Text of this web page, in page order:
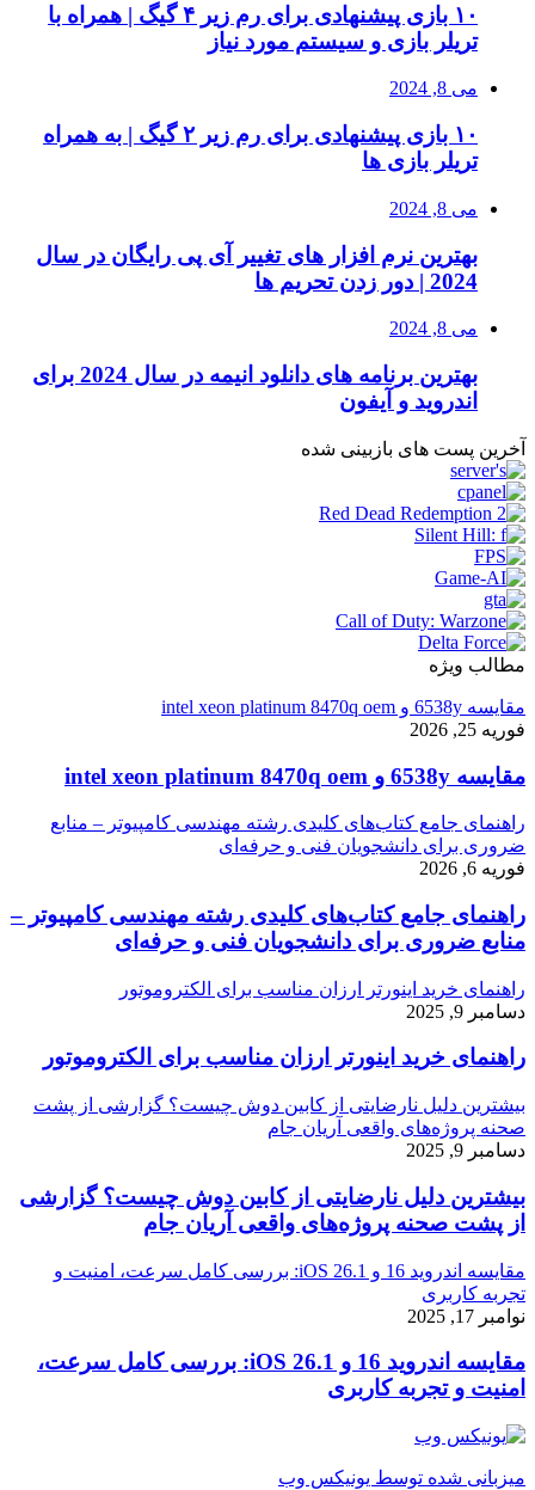
۱۰ بازی پیشنهادی برای رم زیر ۴ گیگ | همراه با
تریلر بازی و سیستم مورد نیاز
می 8, 2024
۱۰ بازی پیشنهادی برای رم زیر ۲ گیگ | به همراه
تریلر بازی ها
می 8, 2024
بهترین نرم افزار های تغییر آی پی رایگان در سال
2024 | دور زدن تحریم ها
می 8, 2024
بهترین برنامه های دانلود انیمه در سال 2024 برای
اندروید و آیفون
آخرین پست های بازبینی شده
مطالب ویژه
مقایسه 6538y و intel xeon platinum 8470q oem
فوریه 25, 2026
مقایسه 6538y و intel xeon platinum 8470q oem
راهنمای جامع کتاب‌های کلیدی رشته مهندسی کامپیوتر – منابع
ضروری برای دانشجویان فنی و حرفه‌ای
فوریه 6, 2026
راهنمای جامع کتاب‌های کلیدی رشته مهندسی کامپیوتر –
منابع ضروری برای دانشجویان فنی و حرفه‌ای
راهنمای خرید اینورتر ارزان مناسب برای الکتروموتور
دسامبر 9, 2025
راهنمای خرید اینورتر ارزان مناسب برای الکتروموتور
بیشترین دلیل نارضایتی از کابین دوش چیست؟ گزارشی از پشت
صحنه پروژه‌های واقعی آریان جام
دسامبر 9, 2025
بیشترین دلیل نارضایتی از کابین دوش چیست؟ گزارشی
از پشت صحنه پروژه‌های واقعی آریان جام
مقایسه اندروید 16 و iOS 26.1: بررسی کامل سرعت، امنیت و
تجربه کاربری
نوامبر 17, 2025
مقایسه اندروید 16 و iOS 26.1: بررسی کامل سرعت،
امنیت و تجربه کاربری
میزبانی شده توسط یونیکس وب